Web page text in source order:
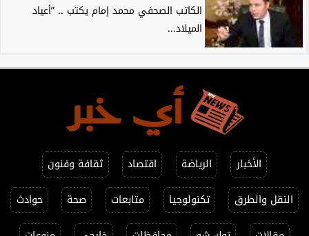
الكاتب الصحفي محمد إمام يكتب .. ”أعياد
الميلاد...
الأخبار الرياضة اقتصاد
ثقافة وفنون
النقل والطرق
تكنولوجيا متابعات صحة
حوادث